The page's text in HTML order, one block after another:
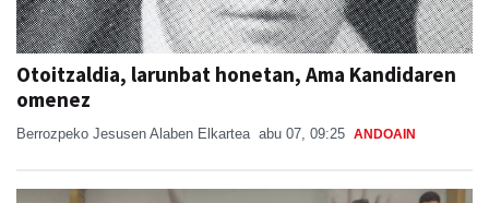
Otoitzaldia, larunbat honetan, Ama Kandidaren
omenez
Berrozpeko Jesusen Alaben Elkartea abu 07, 09:25 ANDOAIN